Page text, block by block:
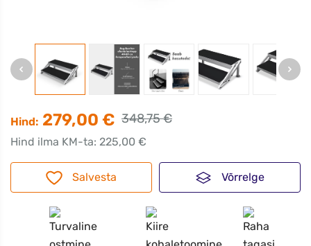
Hind: 279,00 € 348,75 €
Hind ilma KM-ta: 225,00 €
Salvesta Võrrelge